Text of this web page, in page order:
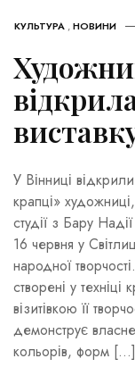
КУЛЬТУРА ,НОВИНИ
У Вінниці
крапці»
студії з Бару
16 червня у
народної
створені у
візитівкою її
демонструє
кольорів, форм […]